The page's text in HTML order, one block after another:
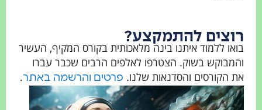
רוצים להתמקצע?
בואו ללמוד איתנו בינה מלאכותית בקורס המקיף, העשיר
והמבוקש בשוק. הצטרפו לאלפים הרבים שכבר עברו
את הקורסים והסדנאות שלנו.פרטים והרשמה באתר.